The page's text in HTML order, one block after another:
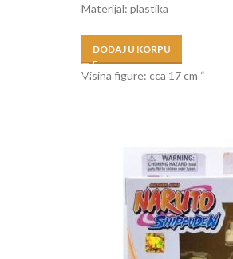
Materijal: plastika
Visina figure: cca 17 cm “
DODAJ U KORPU